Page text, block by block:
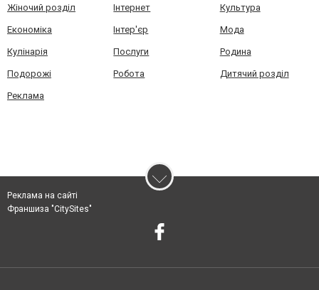
Жіночий розділ Інтернет Культура
Економіка Інтер'єр Мода
Кулінарія Послуги Родина
Подорожі Робота Дитячий розділ
Реклама
Реклама на сайті
Франшиза "CitySites"